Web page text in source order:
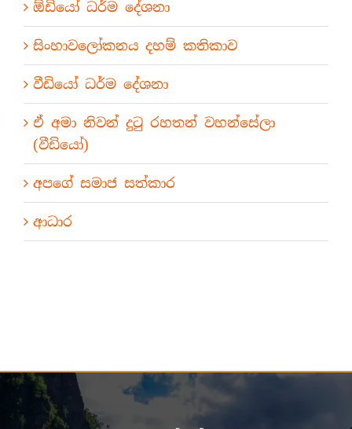
ඕඩියෝ ධර්ම දේශනා
සිංහාවලෝකනය දහම් කතිකාව
වීඩියෝ ධර්ම දේශනා
ඒ අමා නිවන් දුටු රහතන් වහන්සේලා
(වීඩියෝ)
අපගේ සමාජ සත්කාර
ආධාර